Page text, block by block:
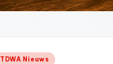
TDWA Nieuws